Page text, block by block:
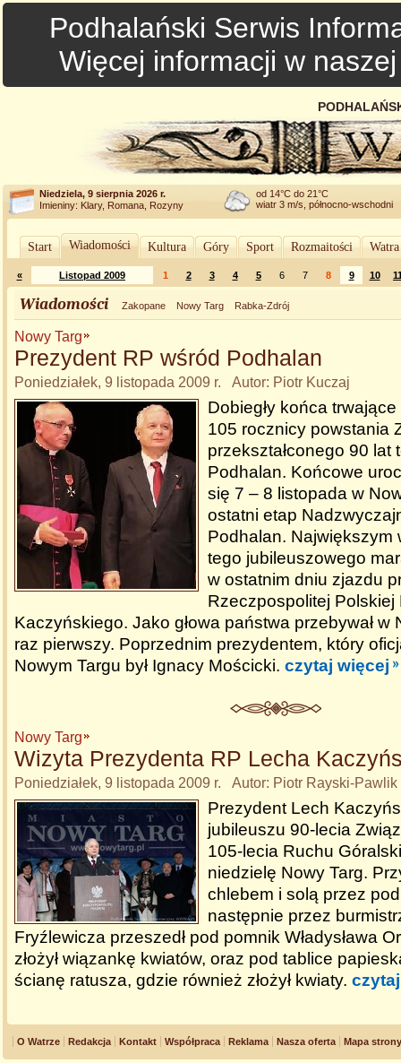
Podhalański Serwis
Więcej informacji w
Niedziela, 9 sierpnia 2026 r.
Imieniny: Klary, Romana, Rozyny
od 14°C do 21°C
wiatr 3 m/s, północno-wschodni
Start Wiadomości Kultura Góry Sport Rozmaitości
« Listopad 2009 1 2 3 4 5 6 7 8 9 10
Wiadomości Zakopane Nowy Targ Rabka-Zdrój
Nowy Targ
Prezydent RP wśród Podhalan
Poniedziałek, 9 listopada 2009 r. Autor: Piotr Kuczaj
Dobiegły końca
105 rocznicy powstania
przekształconego 90 lat
Podhalan. Końcowe
się 7 – 8 listopada w
ostatni etap
Podhalan. Największym
tego jubileuszowego
w ostatnim dniu zjazdu
Rzeczpospolitej Polskiej
Kaczyńskiego. Jako głowa państwa przebywał w
raz pierwszy. Poprzednim prezydentem, który
Nowym Targu był Ignacy Mościcki. czytaj więcej
Nowy Targ
Wizyta Prezydenta RP Lecha
Poniedziałek, 9 listopada 2009 r. Autor: Piotr Rayski-Pawlik
Prezydent Lech
jubileuszu 90-lecia
105-lecia Ruchu
niedzielę Nowy Targ.
chlebem i solą przez
następnie przez
Fryźlewicza przeszedł pod pomnik Władysława
złożył wiązankę kwiatów, oraz pod tablice
ścianę ratusza, gdzie również złożył kwiaty.
O Watrze Redakcja Kontakt Współpraca Reklama Nasza oferta Mapa strony